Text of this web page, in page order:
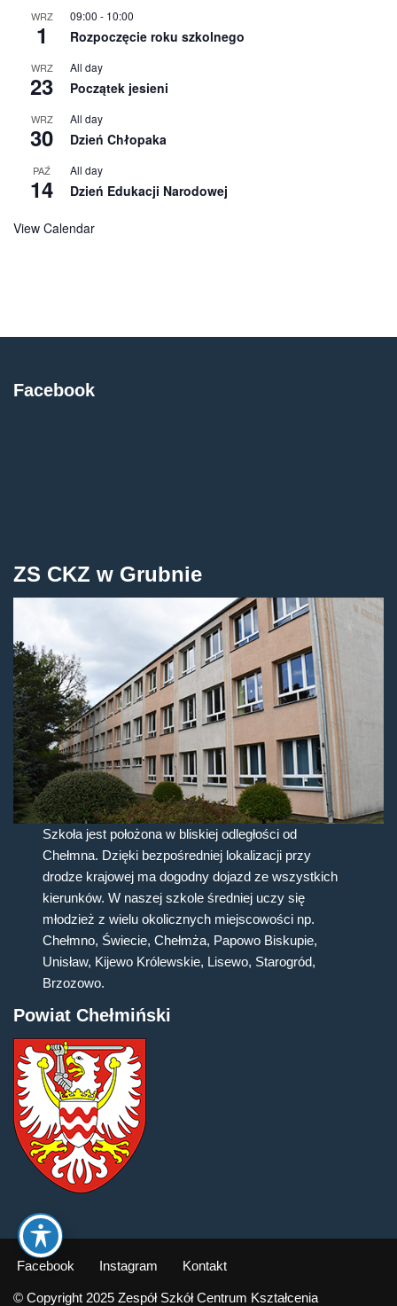
WRZ
1
09:00 - 10:00
Rozpoczęcie roku szkolnego
WRZ
23
All day
Początek jesieni
WRZ
30
All day
Dzień Chłopaka
PAŹ
14
All day
Dzień Edukacji Narodowej
View Calendar
Facebook
ZS CKZ w Grubnie
Szkoła jest położona w bliskiej odległości od
Chełmna. Dzięki bezpośredniej lokalizacji przy
drodze krajowej ma dogodny dojazd ze wszystkich
kierunków. W naszej szkole średniej uczy się
młodzież z wielu okolicznych miejscowości np.
Chełmno, Świecie, Chełmża, Papowo Biskupie,
Unisław, Kijewo Królewskie, Lisewo, Starogród,
Brzozowo.
Powiat Chełmiński
Facebook Instagram Kontakt
© Copyright 2025 Zespół Szkół Centrum Kształcenia